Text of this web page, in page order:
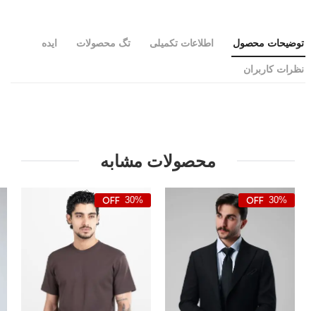
توضیحات محصول اطلاعات تکمیلی تگ محصولات ایده
نظرات کاربران
محصولات مشابه
30%
30%